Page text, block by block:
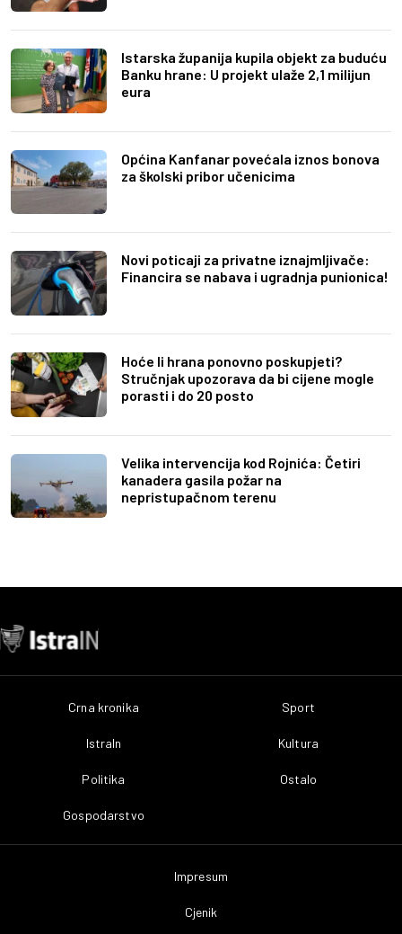
Istarska županija kupila objekt za buduću
Banku hrane: U projekt ulaže 2,1 milijun
eura
Općina Kanfanar povećala iznos bonova
za školski pribor učenicima
Novi poticaji za privatne iznajmljivače:
Financira se nabava i ugradnja punionica!
Hoće li hrana ponovno poskupjeti?
Stručnjak upozorava da bi cijene mogle
porasti i do 20 posto
Velika intervencija kod Rojnića: Četiri
kanadera gasila požar na
nepristupačnom terenu
Crna kronika
IstraIn
Politika
Gospodarstvo
Sport
Kultura
Ostalo
Impresum
Cjenik